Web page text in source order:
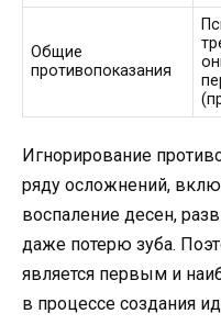
Общие
противопоказания
Игнорирование
ряду осложнений,
воспаление десен,
даже потерю зуба.
является первым и
в процессе создания